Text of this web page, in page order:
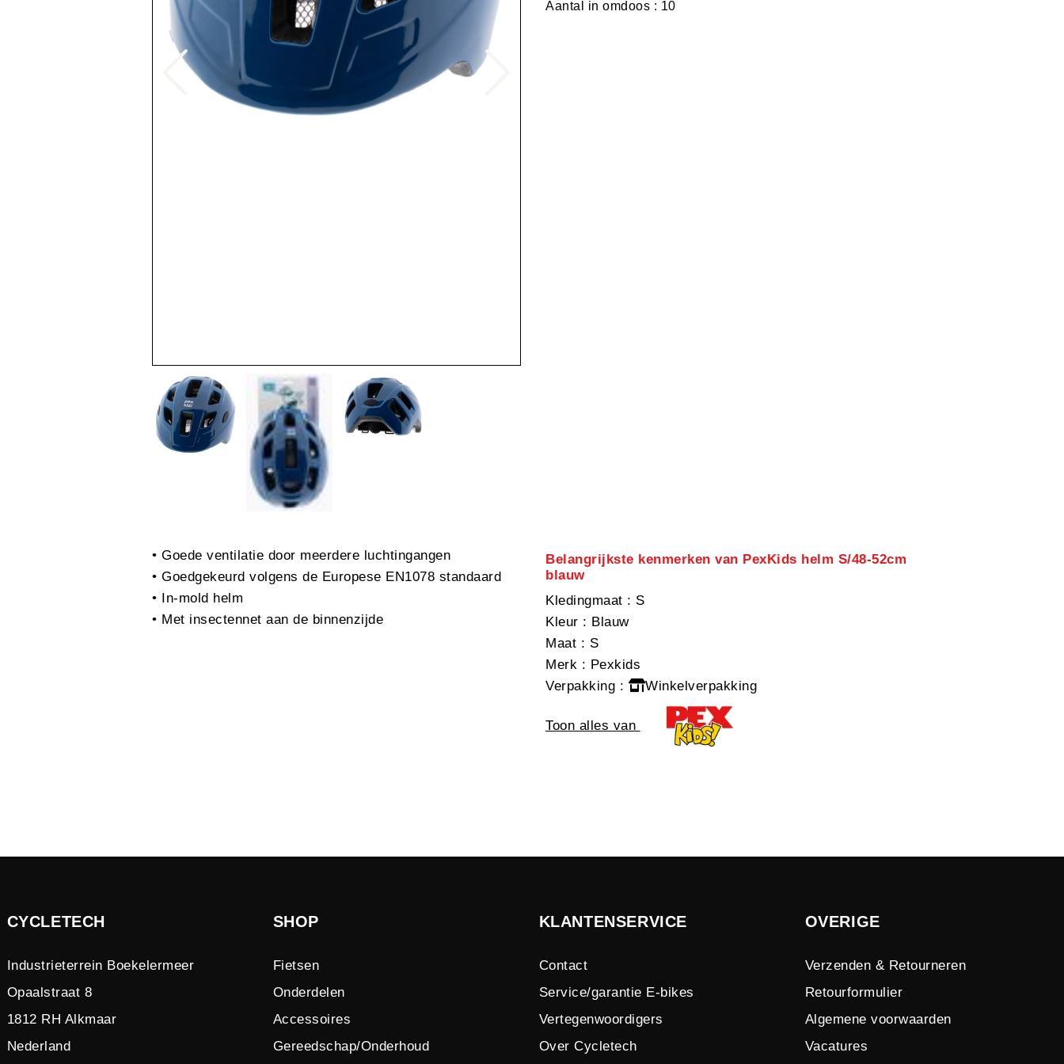
Aantal in omdoos : 10
• Goede ventilatie door meerdere luchtingangen
• Goedgekeurd volgens de Europese EN1078 standaard
• In-mold helm
• Met insectennet aan de binnenzijde
Belangrijkste kenmerken van PexKids helm S/48-52cm
blauw
Kledingmaat : S
Kleur : Blauw
Maat : S
Merk : Pexkids
Verpakking : Winkelverpakking
Toon alles van
CYCLETECH
Industrieterrein Boekelermeer
Opaalstraat 8
1812 RH Alkmaar
Nederland
SHOP
Fietsen
Onderdelen
Accessoires
Gereedschap/Onderhoud
KLANTENSERVICE
Contact
Service/garantie E-bikes
Vertegenwoordigers
Over Cycletech
OVERIGE
Verzenden & Retourneren
Retourformulier
Algemene voorwaarden
Vacatures